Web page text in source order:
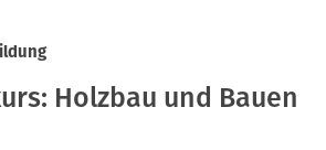
Holzbau und Bauen